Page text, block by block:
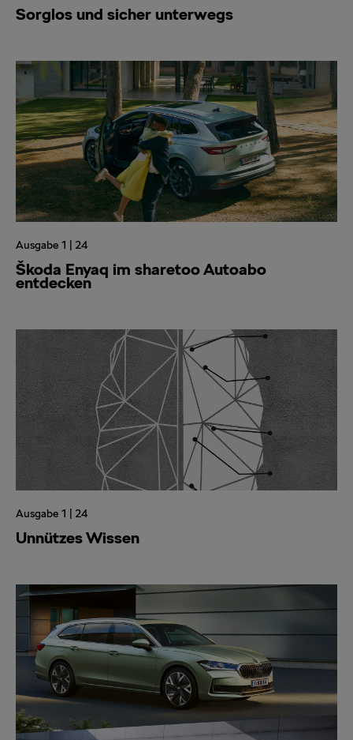
Sorglos und sicher unterwegs
Ausgabe 1 | 24
Škoda Enyaq im sharetoo Autoabo
entdecken
Ausgabe 1 | 24
Unnützes Wissen